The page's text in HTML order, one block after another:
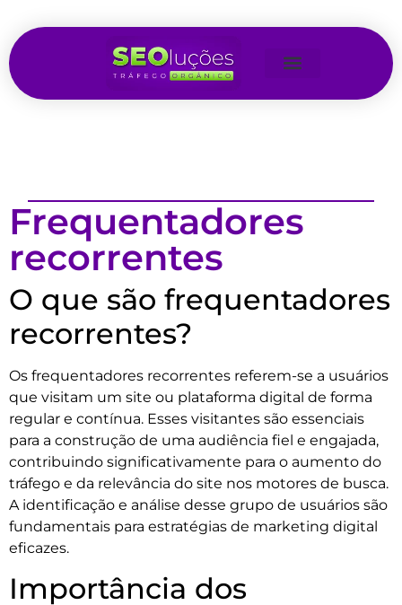
Frequentadores
recorrentes
O que são frequentadores
recorrentes?
Os frequentadores recorrentes referem-se a usuários
que visitam um site ou plataforma digital de forma
regular e contínua. Esses visitantes são essenciais
para a construção de uma audiência fiel e engajada,
contribuindo significativamente para o aumento do
tráfego e da relevância do site nos motores de busca.
A identificação e análise desse grupo de usuários são
fundamentais para estratégias de marketing digital
eficazes.
Importância dos